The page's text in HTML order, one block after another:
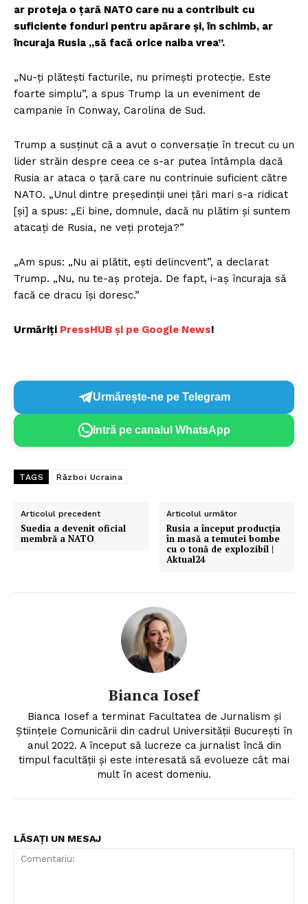
ar proteja o țară NATO care nu a contribuit cu
suficiente fonduri pentru apărare și, în schimb, ar
încuraja Rusia „să facă orice naiba vrea”.
„Nu-ți plătești facturile, nu primești protecție. Este
foarte simplu”, a spus Trump la un eveniment de
campanie în Conway, Carolina de Sud.
Trump a susținut că a avut o conversație în trecut cu un
lider străin despre ceea ce s-ar putea întâmpla dacă
Rusia ar ataca o țară care nu contrinuie suficient către
NATO. „Unul dintre președinții unei țări mari s-a ridicat
[și] a spus: „Ei bine, domnule, dacă nu plătim și suntem
atacați de Rusia, ne veți proteja?”
„Am spus: „Nu ai plătit, ești delincvent”, a declarat
Trump. „Nu, nu te-aș proteja. De fapt, i-aș încuraja să
facă ce dracu își doresc.”
Urmăriți PressHUB și pe Google News!
Urmărește-ne pe Telegram
Intră pe canalul WhatsApp
TAGS Război Ucraina
Articolul precedent
Suedia a devenit oficial
membră a NATO
Articolul următor
Rusia a început producția
în masă a temutei bombe
cu o tonă de explozibil |
Aktual24
Bianca Iosef
Bianca Iosef a terminat Facultatea de Jurnalism și
Științele Comunicării din cadrul Universității București în
anul 2022. A început să lucreze ca jurnalist încă din
timpul facultății și este interesată să evolueze cât mai
mult în acest domeniu.
LĂSAȚI UN MESAJ